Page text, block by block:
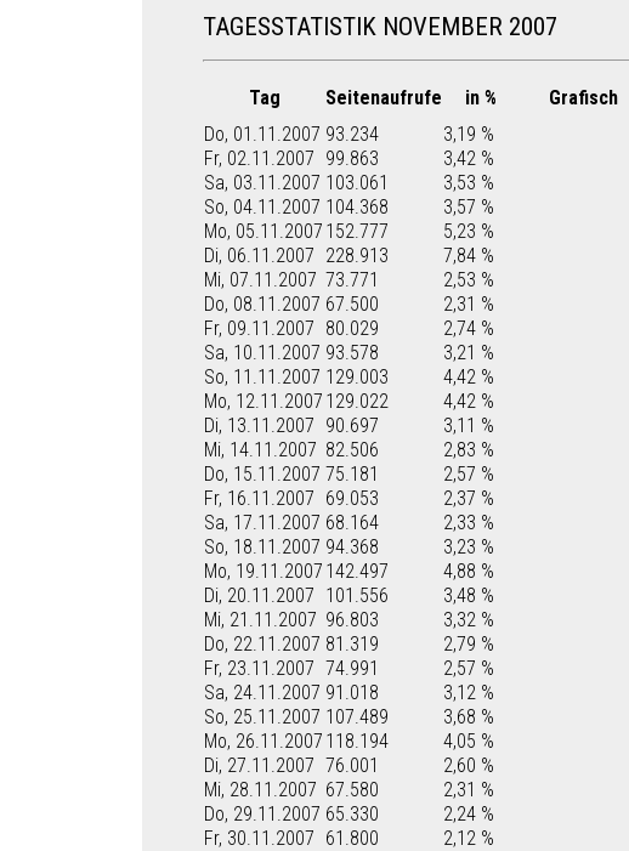
TAGESSTATISTIK NOVEMBER 2007
Tag Seitenaufrufe in % Grafisch
Do, 01.11.2007 93.234 3,19 %
Fr, 02.11.2007 99.863 3,42 %
Sa, 03.11.2007 103.061 3,53 %
So, 04.11.2007 104.368 3,57 %
Mo, 05.11.2007 152.777 5,23 %
Di, 06.11.2007 228.913 7,84 %
Mi, 07.11.2007 73.771 2,53 %
Do, 08.11.2007 67.500 2,31 %
Fr, 09.11.2007 80.029 2,74 %
Sa, 10.11.2007 93.578 3,21 %
So, 11.11.2007 129.003 4,42 %
Mo, 12.11.2007 129.022 4,42 %
Di, 13.11.2007 90.697 3,11 %
Mi, 14.11.2007 82.506 2,83 %
Do, 15.11.2007 75.181 2,57 %
Fr, 16.11.2007 69.053 2,37 %
Sa, 17.11.2007 68.164 2,33 %
So, 18.11.2007 94.368 3,23 %
Mo, 19.11.2007 142.497 4,88 %
Di, 20.11.2007 101.556 3,48 %
Mi, 21.11.2007 96.803 3,32 %
Do, 22.11.2007 81.319 2,79 %
Fr, 23.11.2007 74.991 2,57 %
Sa, 24.11.2007 91.018 3,12 %
So, 25.11.2007 107.489 3,68 %
Mo, 26.11.2007 118.194 4,05 %
Di, 27.11.2007 76.001 2,60 %
Mi, 28.11.2007 67.580 2,31 %
Do, 29.11.2007 65.330 2,24 %
Fr, 30.11.2007 61.800 2,12 %